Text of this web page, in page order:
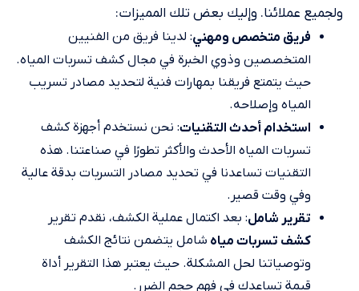
ولجميع عملائنا. وإليك بعض تلك المميزات:
فريق متخصص ومهني: لدينا فريق من الفنيين
المتخصصين وذوي الخبرة في مجال كشف تسربات المياه.
حيث يتمتع فريقنا بمهارات فنية لتحديد مصادر تسريب
المياه وإصلاحه.
استخدام أحدث التقنيات: نحن نستخدم أجهزة كشف
تسربات المياه الأحدث والأكثر تطورًا في صناعتنا. هذه
التقنيات تساعدنا في تحديد مصادر التسربات بدقة عالية
وفي وقت قصير.
تقرير شامل: بعد اكتمال عملية الكشف، نقدم تقرير
كشف تسربات مياه شامل يتضمن نتائج الكشف
وتوصياتنا لحل المشكلة. حيث يعتبر هذا التقرير أداة
قيمة تساعدك في فهم حجم الضرر.